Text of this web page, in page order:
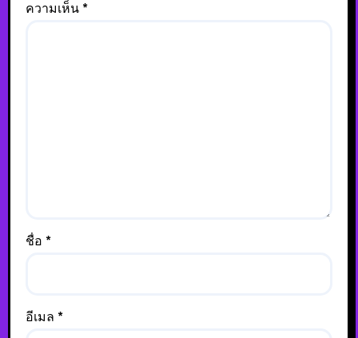
ความเห็น *
ชื่อ *
อีเมล *